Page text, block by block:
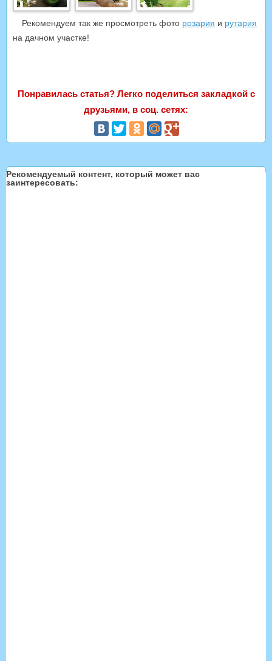
Рекомендуем так же просмотреть фото розария и рутария
на дачном участке!
Понравилась статья? Легко поделиться закладкой с
друзьями, в соц. сетях:
Рекомендуемый контент, который может вас
заинтересовать: